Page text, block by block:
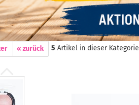
« zurück 5 Artikel in dieser Kategorie